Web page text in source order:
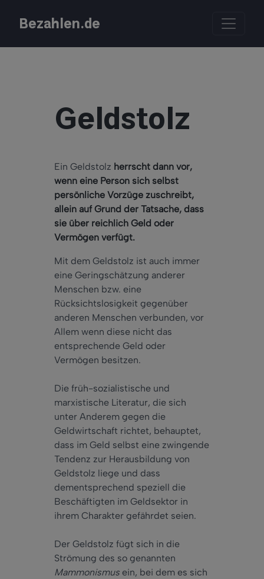
Bezahlen.de
Geldstolz
Ein Geldstolz herrscht dann vor,
wenn eine Person sich selbst
persönliche Vorzüge zuschreibt,
allein auf Grund der Tatsache, dass
sie über reichlich Geld oder
Vermögen verfügt.
Mit dem Geldstolz ist auch immer
eine Geringschätzung anderer
Menschen bzw. eine
Rücksichtslosigkeit gegenüber
anderen Menschen verbunden, vor
Allem wenn diese nicht das
entsprechende Geld oder
Vermögen besitzen.
Die früh-sozialistische und
marxistische Literatur, die sich
unter Anderem gegen die
Geldwirtschaft richtet, behauptet,
dass im Geld selbst eine zwingende
Tendenz zur Herausbildung von
Geldstolz liege und dass
dementsprechend speziell die
Beschäftigten im Geldsektor in
ihrem Charakter gefährdet seien.
Der Geldstolz fügt sich in die
Strömung des so genannten
Mammonismus ein, bei dem es sich